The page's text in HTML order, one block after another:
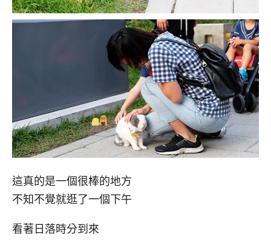
這真的是一個很棒的地方
不知不覺就逛了一個下午
看著日落時分到來